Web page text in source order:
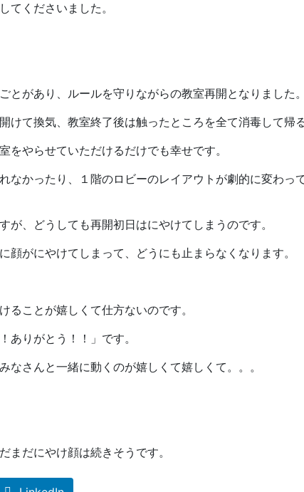
てくださいました。
とがあり、ルールを守りながらの教室再開となりました。
けて換気、教室終了後は触ったところを全て消毒して帰る
をやらせていただけるだけでも幸せです。
なかったり、１階のロビーのレイアウトが劇的に変わっ
が、どうしても再開初日はにやけてしまうのです。
顔がにやけてしまって、どうにも止まらなくなります。
ることが嬉しくて仕方ないのです。
ありがとう！！」です。
なさんと一緒に動くのが嬉しくて嬉しくて。。。
まだにやけ顔は続きそうです。